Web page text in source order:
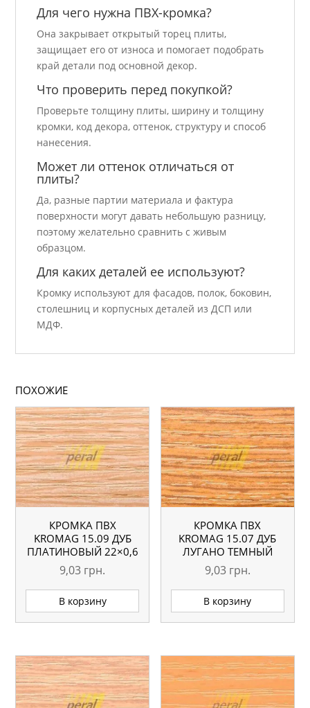
Для чего нужна ПВХ-кромка?
Она закрывает открытый торец плиты,
защищает его от износа и помогает подобрать
край детали под основной декор.
Что проверить перед покупкой?
Проверьте толщину плиты, ширину и толщину
кромки, код декора, оттенок, структуру и способ
нанесения.
Может ли оттенок отличаться от
плиты?
Да, разные партии материала и фактура
поверхности могут давать небольшую разницу,
поэтому желательно сравнить с живым
образцом.
Для каких деталей ее используют?
Кромку используют для фасадов, полок, боковин,
столешниц и корпусных деталей из ДСП или
МДФ.
ПОХОЖИЕ
КРОМКА ПВХ
KROMAG 15.09 ДУБ
ПЛАТИНОВЫЙ 22×0,6
ММ
9,03 грн.
В корзину
КРОМКА ПВХ
KROMAG 15.07 ДУБ
ЛУГАНО ТЕМНЫЙ
22×0,6 ММ
9,03 грн.
В корзину